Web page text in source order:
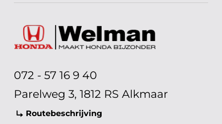
072 - 57 16 9 40
Parelweg 3, 1812 RS Alkmaar
Routebeschrijving